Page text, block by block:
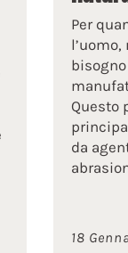
Per
Questo
da
18